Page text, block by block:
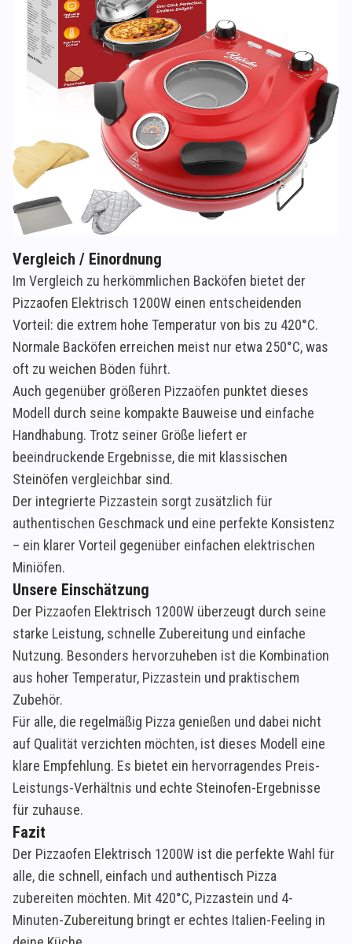
Vergleich / Einordnung
Im Vergleich zu herkömmlichen Backöfen bietet der
Pizzaofen Elektrisch 1200W einen entscheidenden
Vorteil: die extrem hohe Temperatur von bis zu 420°C.
Normale Backöfen erreichen meist nur etwa 250°C, was
oft zu weichen Böden führt.
Auch gegenüber größeren Pizzaöfen punktet dieses
Modell durch seine kompakte Bauweise und einfache
Handhabung. Trotz seiner Größe liefert er
beeindruckende Ergebnisse, die mit klassischen
Steinöfen vergleichbar sind.
Der integrierte Pizzastein sorgt zusätzlich für
authentischen Geschmack und eine perfekte Konsistenz
– ein klarer Vorteil gegenüber einfachen elektrischen
Miniöfen.
Unsere Einschätzung
Der Pizzaofen Elektrisch 1200W überzeugt durch seine
starke Leistung, schnelle Zubereitung und einfache
Nutzung. Besonders hervorzuheben ist die Kombination
aus hoher Temperatur, Pizzastein und praktischem
Zubehör.
Für alle, die regelmäßig Pizza genießen und dabei nicht
auf Qualität verzichten möchten, ist dieses Modell eine
klare Empfehlung. Es bietet ein hervorragendes Preis-
Leistungs-Verhältnis und echte Steinofen-Ergebnisse
für zuhause.
Fazit
Der Pizzaofen Elektrisch 1200W ist die perfekte Wahl für
alle, die schnell, einfach und authentisch Pizza
zubereiten möchten. Mit 420°C, Pizzastein und 4-
Minuten-Zubereitung bringt er echtes Italien-Feeling in